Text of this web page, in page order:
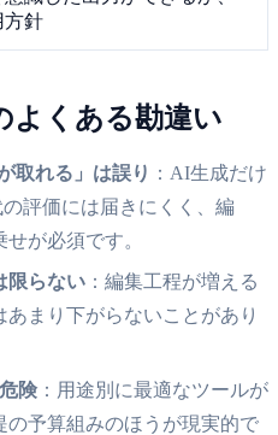
方針
よくある勘違い
取れる」は誤り ：AI生成だけ
評価には届きにくく、編
が必須です。
限らない ：編集工程が増える
まり下がらないことがあり
険：用途別に最適なツールが
予算組みのほうが現実的で